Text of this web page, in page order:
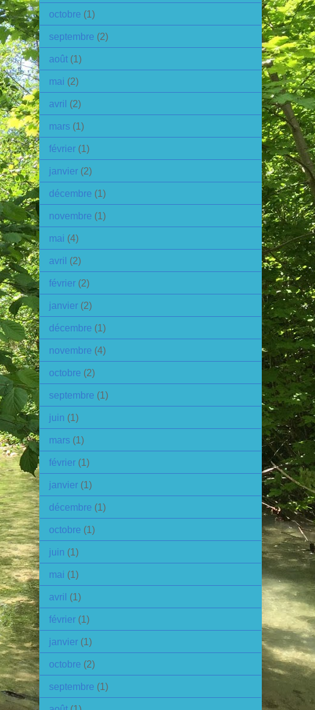
octobre (1)
septembre (2)
août (1)
mai (2)
avril (2)
mars (1)
février (1)
janvier (2)
décembre (1)
novembre (1)
mai (4)
avril (2)
février (2)
janvier (2)
décembre (1)
novembre (4)
octobre (2)
septembre (1)
juin (1)
mars (1)
février (1)
janvier (1)
décembre (1)
octobre (1)
juin (1)
mai (1)
avril (1)
février (1)
janvier (1)
octobre (2)
septembre (1)